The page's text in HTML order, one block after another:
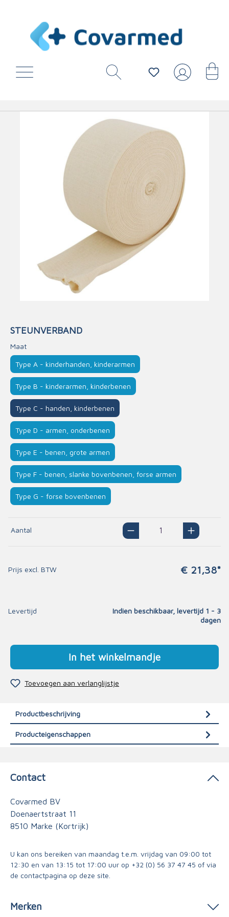
STEUNVERBAND
Maat
Type A - kinderhanden, kinderarmen
Type B - kinderarmen, kinderbenen
Type C - handen, kinderbenen
Type D - armen, onderbenen
Type E - benen, grote armen
Type F - benen, slanke bovenbenen, forse armen
Type G - forse bovenbenen
Aantal
Prijs excl. BTW € 21,38*
Levertijd
Indien beschikbaar, levertijd 1 - 3
dagen
In het winkelmandje
Toevoegen aan verlanglijstje
Productbeschrijving
Producteigenschappen
Contact
Covarmed BV
Doenaertstraat 11
8510 Marke (Kortrijk)
U kan ons bereiken van maandag t.e.m. vrijdag van 09:00 tot
12:30 en van 13:15 tot 17:00 uur op +32 (0) 56 37 47 45 of via
de contactpagina op deze site.
Merken